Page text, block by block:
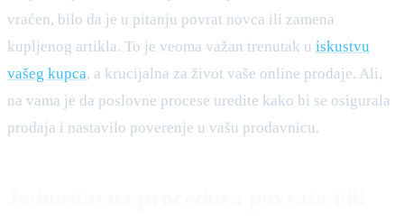
vraćen, bilo da je u pitanju povrat novca ili zamena
kupljenog artikla. To je veoma važan trenutak u iskustvu
vašeg kupca, a krucijalna za život vaše online prodaje. Ali,
na vama je da poslovne procese uredite kako bi se osigurala
prodaja i nastavilo poverenje u vašu prodavnicu.